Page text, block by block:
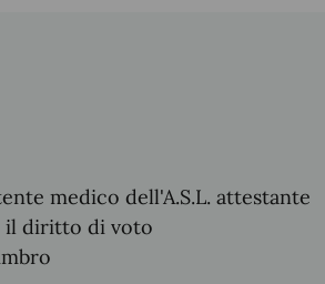
medico dell'A.S.L. attestante
il diritto di voto